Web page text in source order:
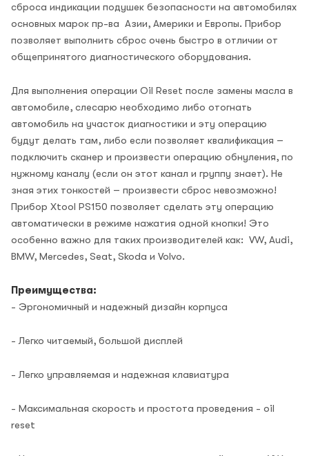
сброса индикации подушек безопасности на автомобилях
основных марок пр-ва Азии, Америки и Европы. Прибор
позволяет выполнить сброс очень быстро в отличии от
общепринятого диагностического оборудования.
Для выполнения операции Oil Reset после замены масла в
автомобиле, слесарю необходимо либо отогнать
автомобиль на участок диагностики и эту операцию
будут делать там, либо если позволяет квалификация –
подключить сканер и произвести операцию обнуления, по
нужному каналу (если он этот канал и группу знает). Не
зная этих тонкостей – произвести сброс невозможно!
Прибор Xtool PS150 позволяет сделать эту операцию
автоматически в режиме нажатия одной кнопки! Это
особенно важно для таких производителей как: VW, Audi,
BMW, Mercedes, Seat, Skoda и Volvo.
Преимущества:
- Эргономичный и надежный дизайн корпуса
- Легко читаемый, большой дисплей
- Легко управляемая и надежная клавиатура
- Максимальная скорость и простота проведения - oil
reset